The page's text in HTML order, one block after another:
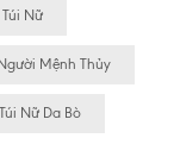
Túi Nữ
Mệnh Thủy
Túi Nữ Da Bò